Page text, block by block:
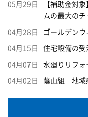
05月29日
【補助金対
ムの最大のチ
04月28日 ゴールデン
04月15日 住宅設備の受
04月07日 水廻りリフ
04月02日 蔭山組 地域